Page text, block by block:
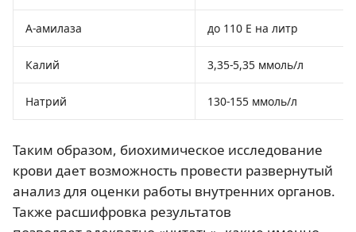
Α-амилаза до 110 Е на литр
Калий 3,35-5,35 ммоль/л
Натрий 130-155 ммоль/л
Таким образом, биохимическое исследование
крови дает возможность провести развернутый
анализ для оценки работы внутренних органов.
Также расшифровка результатов